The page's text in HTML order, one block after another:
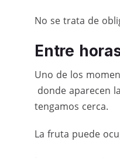
No se trata de
Entre
Uno de los
donde aparecen
tengamos cerca.
La fruta puede